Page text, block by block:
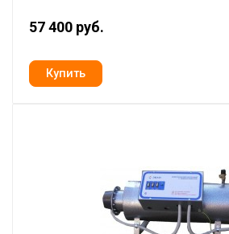
57 400 руб.